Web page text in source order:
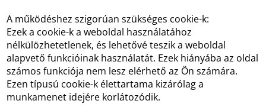
A működéshez szigorúan szükséges cookie-k:
Ezek a cookie-k a weboldal használatához
nélkülözhetetlenek, és lehetővé teszik a weboldal
alapvető funkcióinak használatát. Ezek hiányába az oldal
számos funkciója nem lesz elérhető az Ön számára.
Ezen típusú cookie-k élettartama kizárólag a
munkamenet idejére korlátozódik.